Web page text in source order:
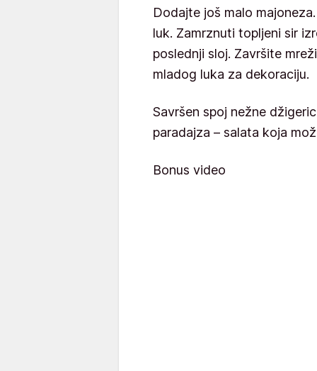
Dodajte još malo
luk. Zamrznuti topljeni sir
poslednji sloj. Završite
mladog luka za dekoraciju.
Savršen spoj nežne
paradajza – salata koja
Bonus video